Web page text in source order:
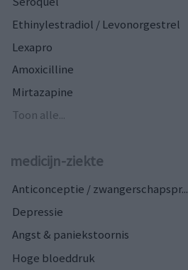
Ethinylestradiol / Levonorgestrel
Lexapro
Amoxicilline
Mirtazapine
Toon alle...
medicijn-ziekte
Anticonceptie / zwangerschapspr...
Depressie
Angst & paniekstoornis
Hoge bloeddruk